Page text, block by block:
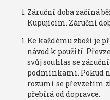
Záruční doba začíná
Kupujícím. Záruční
Ke každému zboží je
návod k použití.
svůj souhlas se
podmínkami. Pokud
rozumí se převzetím
přebírá od dopravce.